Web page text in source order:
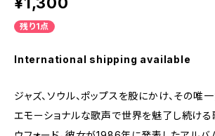
残り1点
International shipping available
ジャズ、ソウル、ポップスを股にかけ、その唯
エモーショナルな歌声で世界を魅了し続ける